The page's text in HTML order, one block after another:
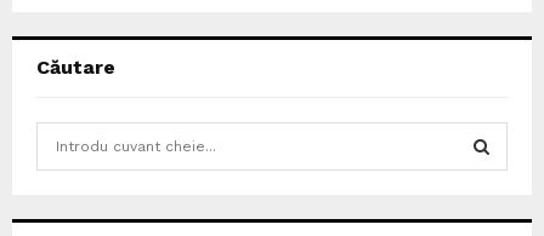
Căutare